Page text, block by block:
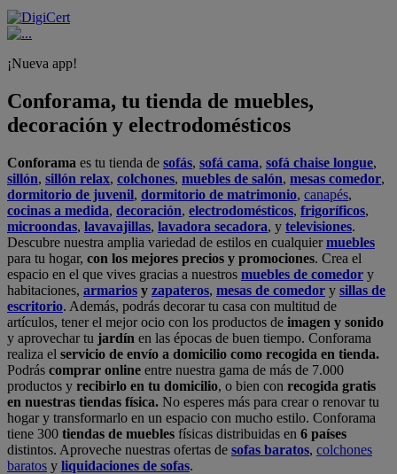
¡Nueva app!
Conforama, tu tienda de muebles,
decoración y electrodomésticos
Conforama es tu tienda de sofás, sofá cama, sofá chaise longue,
sillón, sillón relax, colchones, muebles de salón, mesas comedor,
dormitorio de juvenil, dormitorio de matrimonio, canapés,
cocinas a medida, decoración, electrodomésticos, frigoríficos,
microondas, lavavajillas, lavadora secadora, y televisiones.
Descubre nuestra amplia variedad de estilos en cualquiermuebles
para tu hogar, con los mejores precios y promociones. Crea el
espacio en el que vives gracias a nuestros muebles de comedor y
habitaciones, armarios y zapateros, mesas de comedor y sillas de
escritorio. Además, podrás decorar tu casa con multitud de
artículos, tener el mejor ocio con los productos de imagen y sonido
y aprovechar tu jardín en las épocas de buen tiempo. Conforama
realiza el servicio de envío a domicilio como recogida en tienda.
Podrás comprar online entre nuestra gama de más de 7.000
productos y recibirlo en tu domicilio, o bien con recogida gratis
en nuestras tiendas física. No esperes más para crear o renovar tu
hogar y transformarlo en un espacio con mucho estilo. Conforama
tiene 300 tiendas de muebles físicas distribuidas en 6 países
distintos. Aproveche nuestras ofertas de sofas baratos, colchones
baratos y liquidaciones de sofas.